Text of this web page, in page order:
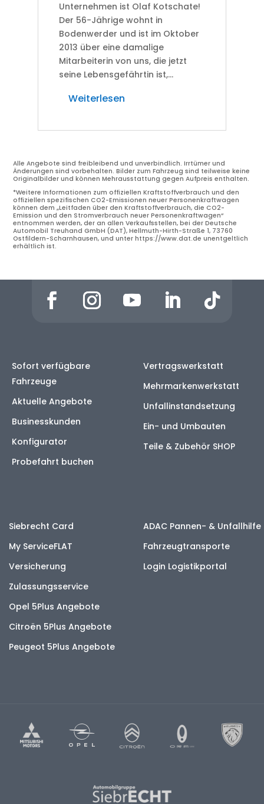
Unternehmen ist Olaf Kotschate!
Der 56-Jährige wohnt in
Bodenwerder und ist im Oktober
2013 über eine damalige
Mitarbeiterin von uns, die jetzt
seine Lebensgefährtin ist,...
Weiterlesen
Alle Angebote sind freibleibend und unverbindlich. Irrtümer und
Änderungen sind vorbehalten. Bilder zum Fahrzeug sind teilweise keine
Originalbilder und können Mehrausstattung gegen Aufpreis enthalten.
*Weitere Informationen zum offiziellen Kraftstoffverbrauch und den
offiziellen spezifischen CO2-Emissionen neuer Personenkraftwagen
können dem „Leitfaden über den Kraftstoffverbrauch, die CO2-
Emission und den Stromverbrauch neuer Personenkraftwagen“
entnommen werden, der an allen Verkaufsstellen, bei der Deutsche
Automobil Treuhand GmbH (DAT), Hellmuth-Hirth-Straße 1, 73760
Ostfildern-Scharnhausen, und unterhttps://www.dat.de unentgeltlich
erhältlich ist.
Sofort verfügbare
Fahrzeuge
Aktuelle Angebote
Businesskunden
Konfigurator
Probefahrt buchen
Vertragswerkstatt
Mehrmarkenwerkstatt
Unfallinstandsetzung
Ein- und Umbauten
Teile & Zubehör SHOP
Siebrecht Card
My ServiceFLAT
Versicherung
Zulassungsservice
Opel 5Plus Angebote
Citroën 5Plus Angebote
Peugeot 5Plus Angebote
ADAC Pannen- & Unfallhilfe
Fahrzeugtransporte
Login Logistikportal